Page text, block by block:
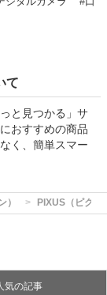
て
と見つかる」サ
おすすめの商品
く、簡単スマー
） PIXUS（ピクサ
気の記事